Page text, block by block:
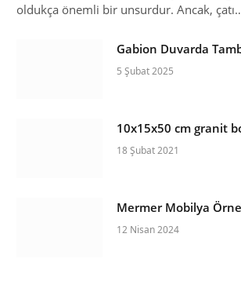
oldukça önemli bir unsurdur. Ancak,
Gabion Duvarda
5 Şubat 2025
10x15x50 cm granit
18 Şubat 2021
Mermer Mobilya
12 Nisan 2024